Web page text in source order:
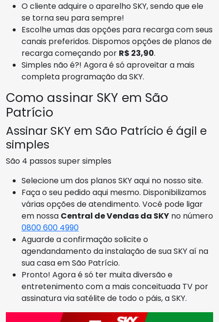
O cliente adquire o aparelho SKY, sendo que ele
se torna seu para sempre!
Escolhe umas das opções para recarga com seus
canais preferidos. Dispomos opções de planos de
recarga começando por R$ 23,90.
Simples não é?! Agora é só aproveitar a mais
completa programação da SKY.
Como assinar SKY em São
Patrício
Assinar SKY em São Patrício é ágil e
simples
São 4 passos super simples
Selecione um dos planos SKY aqui no nosso site.
Faça o seu pedido aqui mesmo. Disponibilizamos
várias opções de atendimento. Você pode ligar
em nossa Central de Vendas da SKY no número
0800 600 4990
Aguarde a confirmação solicite o
agendandamento da instalação de sua SKY aí na
sua casa em São Patrício.
Pronto! Agora é só ter muita diversão e
entretenimento com a mais conceituada TV por
assinatura via satélite de todo o páis, a SKY.